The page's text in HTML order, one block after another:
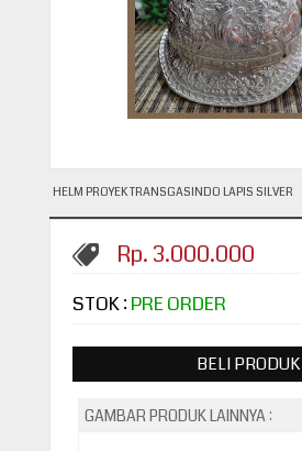
HELM PROYEK TRANSGASINDO LAPIS SILVER
Rp. 3.000.000
STOK : PRE ORDER
BELI PRODUK
GAMBAR PRODUK LAINNYA :